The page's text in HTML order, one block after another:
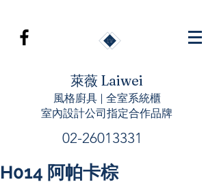
萊薇 Laiwei
風格廚具 | 全室系統櫃
室內設計公司指定合作品牌
02-26013331
H014 阿帕卡棕